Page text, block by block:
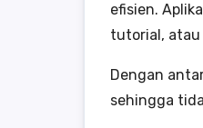
efisien.
tutorial, atau
Dengan
sehingga